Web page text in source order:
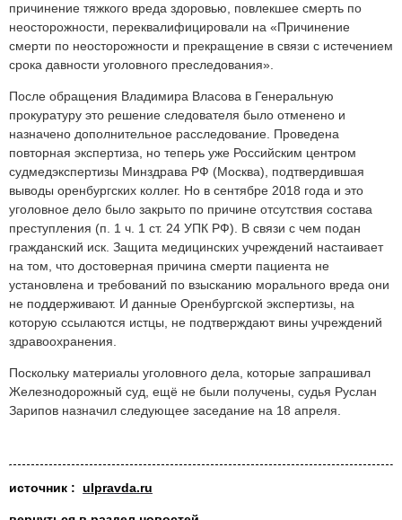
причинение тяжкого вреда здоровью, повлекшее смерть по
неосторожности, переквалифицировали на «Причинение
смерти по неосторожности и прекращение в связи с истечением
срока давности уголовного преследования».
После обращения Владимира Власова в Генеральную
прокуратуру это решение следователя было отменено и
назначено дополнительное расследование. Проведена
повторная экспертиза, но теперь уже Российским центром
судмедэкспертизы Минздрава РФ (Москва), подтвердившая
выводы оренбургских коллег. Но в сентябре 2018 года и это
уголовное дело было закрыто по причине отсутствия состава
преступления (п. 1 ч. 1 ст. 24 УПК РФ). В связи с чем подан
гражданский иск. Защита медицинских учреждений настаивает
на том, что достоверная причина смерти пациента не
установлена и требований по взысканию морального вреда они
не поддерживают. И данные Оренбургской экспертизы, на
которую ссылаются истцы, не подтверждают вины учреждений
здравоохранения.
Поскольку материалы уголовного дела, которые запрашивал
Железнодорожный суд, ещё не были получены, судья Руслан
Зарипов назначил следующее заседание на 18 апреля.
источник : ulpravda.ru